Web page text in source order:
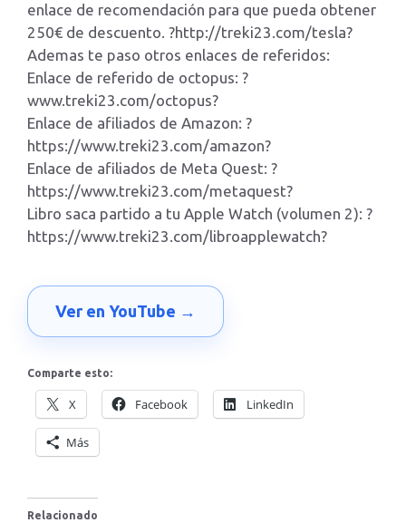
enlace de recomendación para que pueda obtener
250€ de descuento. ?http://treki23.com/tesla?
Ademas te paso otros enlaces de referidos:
Enlace de referido de octopus: ?
www.treki23.com/octopus?
Enlace de afiliados de Amazon: ?
https://www.treki23.com/amazon?
Enlace de afiliados de Meta Quest: ?
https://www.treki23.com/metaquest?
Libro saca partido a tu Apple Watch (volumen 2): ?
https://www.treki23.com/libroapplewatch?
Ver en YouTube →
Comparte esto:
X Facebook LinkedIn
Más
Relacionado